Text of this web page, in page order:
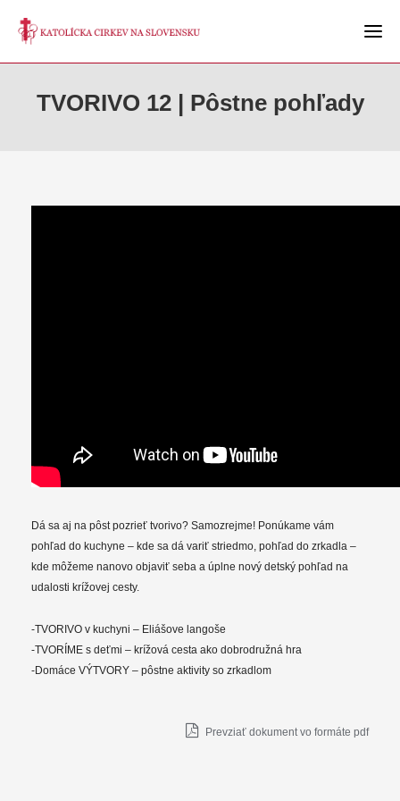
TVORIVO 12 | Pôstne pohľady
Dá sa aj na pôst pozrieť tvorivo? Samozrejme! Ponúkame vám
pohľad do kuchyne – kde sa dá variť striedmo, pohľad do zrkadla –
kde môžeme nanovo objaviť seba a úplne nový detský pohľad na
udalosti krížovej cesty.
-TVORIVO v kuchyni – Eliášove langoše
-TVORÍME s deťmi – krížová cesta ako dobrodružná hra
-Domáce VÝTVORY – pôstne aktivity so zrkadlom
Prevziať dokument vo formáte pdf